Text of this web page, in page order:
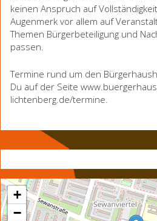
keinen Anspruch auf
Augenmerk vor allem auf
Themen Bürgerbeteiligung und
passen.
Termine rund um den
Du auf der Seite
lichtenberg.de/termine.
+
−